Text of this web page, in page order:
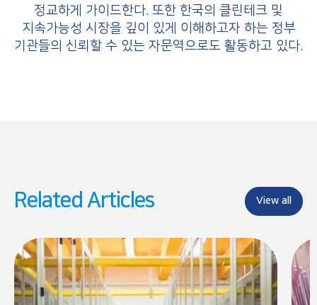
정교하게 가이드한다. 또한 한국의 클린테크 및
지속가능성 시장을 깊이 있게 이해하고자 하는 정부
기관들의 신뢰할 수 있는 자문역으로도 활동하고 있다.
Related Articles View all